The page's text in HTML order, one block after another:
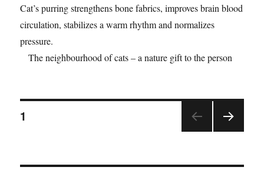
Cat’s purring strengthens bone fabrics, improves brain blood
circulation, stabilizes a warm rhythm and normalizes
pressure.
The neighbourhood of cats – a nature gift to the person
1